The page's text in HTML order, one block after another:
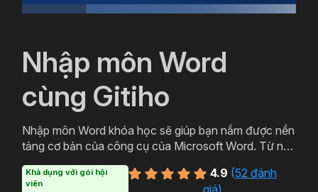
Nhập môn Word
cùng Gitiho
Nhập môn Word khóa học sẽ giúp bạn nắm được nền
tảng cơ bản của công cụ của Microsoft Word. Từ nên
soạn thảo các loại văn bản từ cơ bản đến văn bản
Khả dụng với gói hội
viên
4.9 (52 đánh